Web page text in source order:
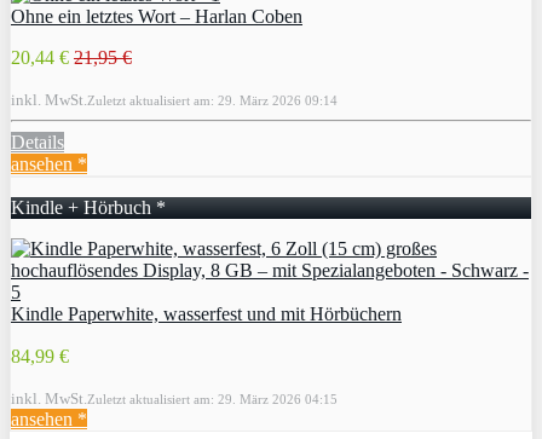
Ohne ein letztes Wort – Harlan Coben
20,44 € 21,95 €
inkl. MwSt. Zuletzt aktualisiert am: 29. März 2026 09:14
Details
ansehen *
Kindle + Hörbuch *
Kindle Paperwhite, wasserfest und mit Hörbüchern
84,99 €
inkl. MwSt. Zuletzt aktualisiert am: 29. März 2026 04:15
ansehen *